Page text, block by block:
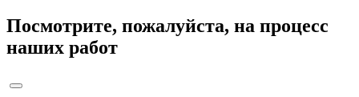
Посмотрите, пожалуйста, на процесс
наших работ